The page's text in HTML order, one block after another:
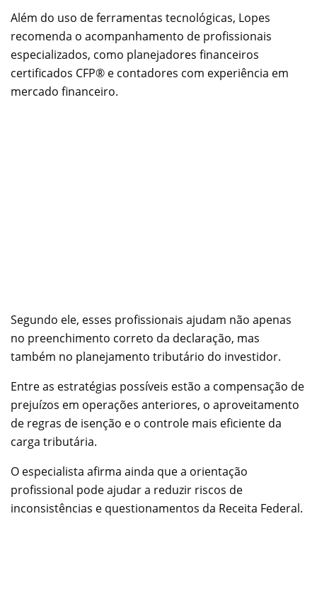
Além do uso de ferramentas tecnológicas, Lopes
recomenda o acompanhamento de profissionais
especializados, como planejadores financeiros
certificados CFP® e contadores com experiência em
mercado financeiro.
Segundo ele, esses profissionais ajudam não apenas
no preenchimento correto da declaração, mas
também no planejamento tributário do investidor.
Entre as estratégias possíveis estão a compensação de
prejuízos em operações anteriores, o aproveitamento
de regras de isenção e o controle mais eficiente da
carga tributária.
O especialista afirma ainda que a orientação
profissional pode ajudar a reduzir riscos de
inconsistências e questionamentos da Receita Federal.